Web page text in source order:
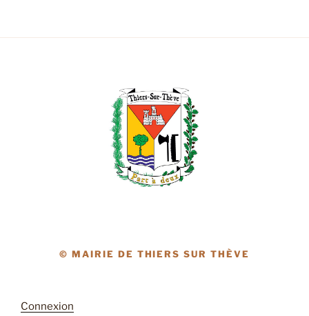
© MAIRIE DE THIERS SUR THÈVE
Connexion